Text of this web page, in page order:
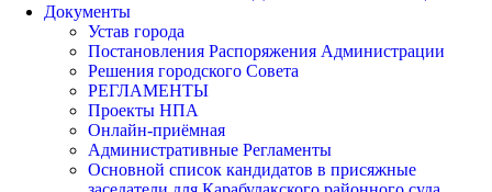
Документы
Устав города
Постановления Распоряжения Администрации
Решения городского Совета
РЕГЛАМЕНТЫ
Проекты НПА
Онлайн-приёмная
Административные Регламенты
Основной список кандидатов в присяжные